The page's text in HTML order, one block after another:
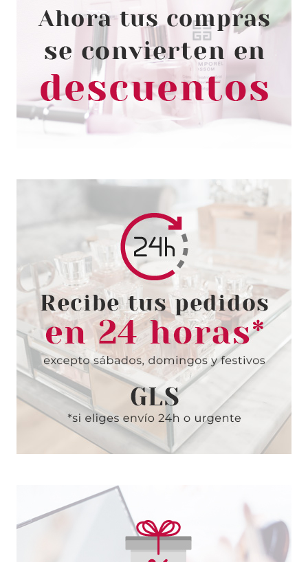
HERMES
HERMES UN JARDIN SUR LE
LAGUNE EDT 50 ML
Pvr 91.00€
-45%
desde
49.89€
HERMES
HERMES H24 EDT 100 ML +
MINI 12.5 ML SET REGALO
Pvr 120.00€
-30%
desde
83.99€
HERMES